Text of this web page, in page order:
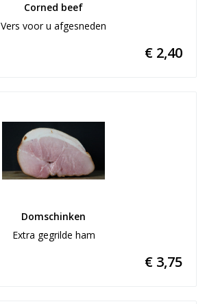
Corned beef
Vers voor u afgesneden
€ 2,40
Domschinken
Extra gegrilde ham
€ 3,75